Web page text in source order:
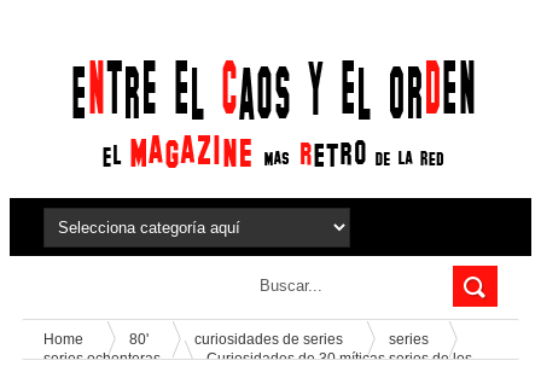
Home 80' curiosidades de series
series
series ochenteras
Curiosidades de 30 míticas series de los